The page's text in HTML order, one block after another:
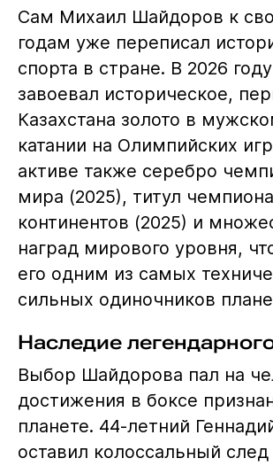
Сам Михаил Шайдоров к
годам уже переписал
спорта в стране. В 2026
завоевал историческое,
Казахстана золото в
катании на Олимпийских
активе также серебро
мира (2025), титул
континентов (2025) и
наград мирового уровня,
его одним из самых
сильных одиночников
Наследие
Выбор Шайдорова пал на
достижения в боксе
планете. 44-летний
оставил колоссальный след